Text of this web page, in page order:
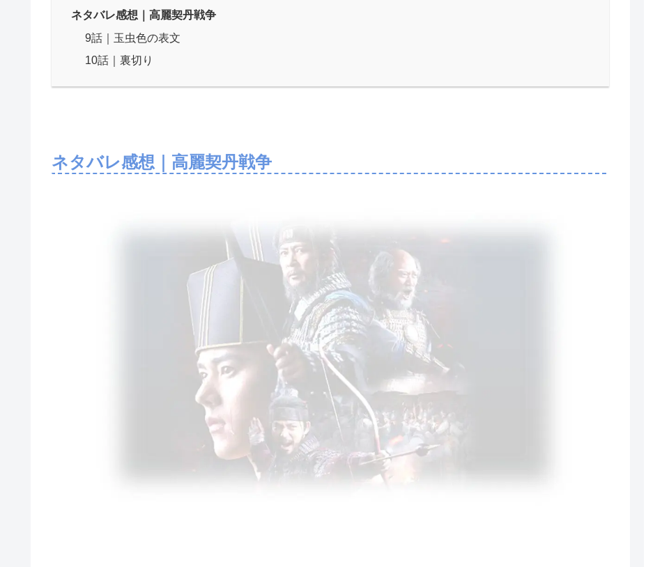
ネタバレ感想｜高麗契丹戦争
9話｜玉虫色の表文
10話｜裏切り
ネタバレ感想｜高麗契丹戦争